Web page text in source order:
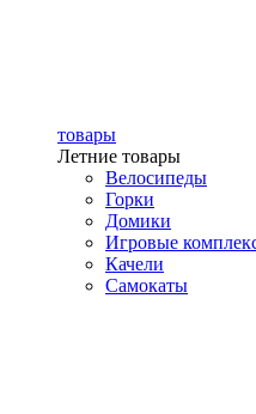
товары
Летние товары
Велосипеды
Горки
Домики
Игровые
Качели
Самокаты